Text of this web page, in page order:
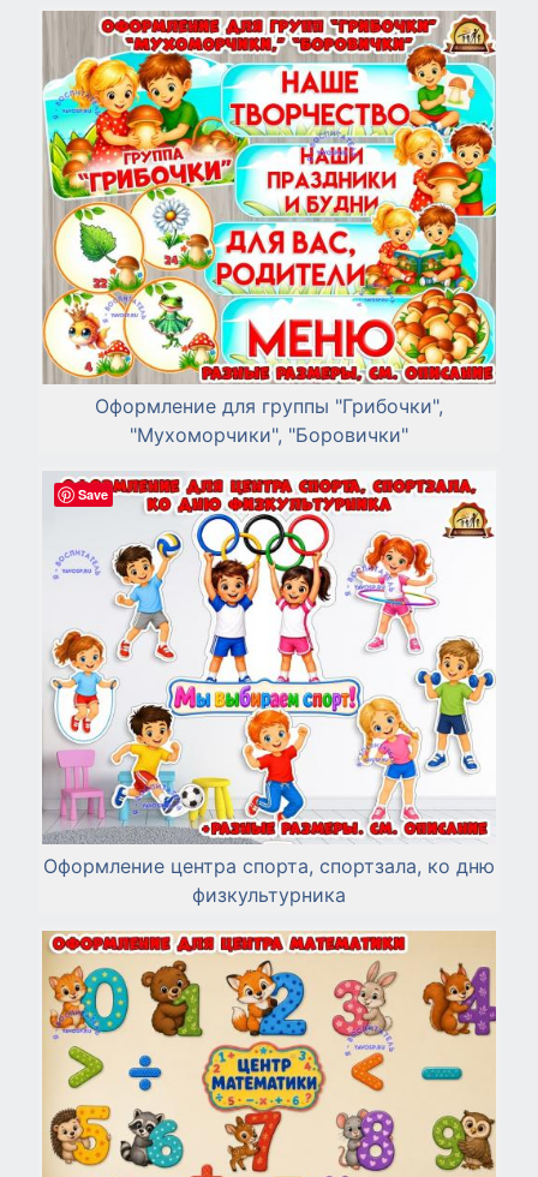
Оформление для группы "Грибочки",
"Мухоморчики", "Боровички"
Оформление центра спорта, спортзала, ко дню
физкультурника
Save